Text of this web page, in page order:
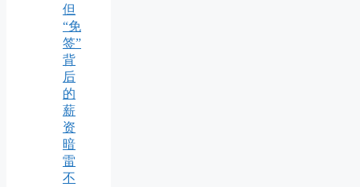
但
“免
签”
背
后
的
薪
资
暗
雷
不